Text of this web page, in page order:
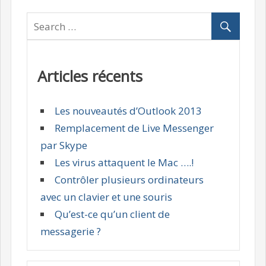
Articles récents
Les nouveautés d’Outlook 2013
Remplacement de Live Messenger
par Skype
Les virus attaquent le Mac ….!
Contrôler plusieurs ordinateurs
avec un clavier et une souris
Qu’est-ce qu’un client de
messagerie ?